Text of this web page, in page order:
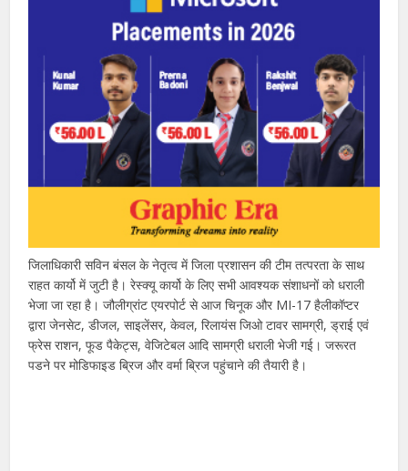
जिलाधिकारी सविन बंसल के नेतृत्व में जिला प्रशासन की टीम तत्परता के साथ
राहत कार्यो में जुटी है। रेस्क्यू कार्यो के लिए सभी आवश्यक संशाधनों को धराली
भेजा जा रहा है। जौलीग्रांट एयरपोर्ट से आज चिनूक और MI-17 हैलीकॉप्टर
द्वारा जेनसेट, डीजल, साइलेंसर, केवल, रिलायंस जिओ टावर सामग्री, ड्राई एवं
फ्रेस राशन, फूड पैकेट्स, वेजिटेबल आदि सामग्री धराली भेजी गई। जरूरत
पडने पर मोडिफाइड ब्रिज और वर्मा ब्रिज पहुंचाने की तैयारी है।